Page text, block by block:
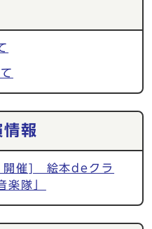
報
開催] 絵本deクラ
楽隊」